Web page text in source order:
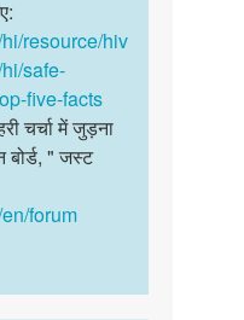
resource/hiv
safe-
five-facts
चर्चा में जुड़ना
बोर्ड, " जस्ट
forum